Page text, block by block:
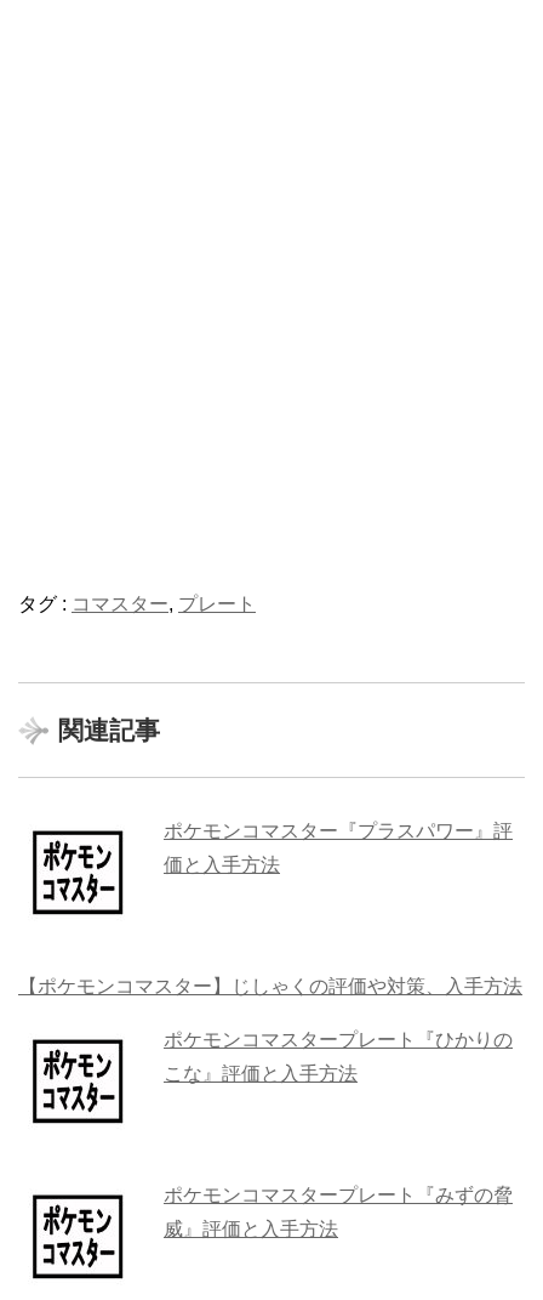
タグ : コマスター, プレート
関連記事
ポケモンコマスター『プラスパワー』評
価と入手方法
【ポケモンコマスター】じしゃくの評価や対策、入手方法
ポケモンコマスタープレート『ひかりの
こな』評価と入手方法
ポケモンコマスタープレート『みずの脅
威』評価と入手方法